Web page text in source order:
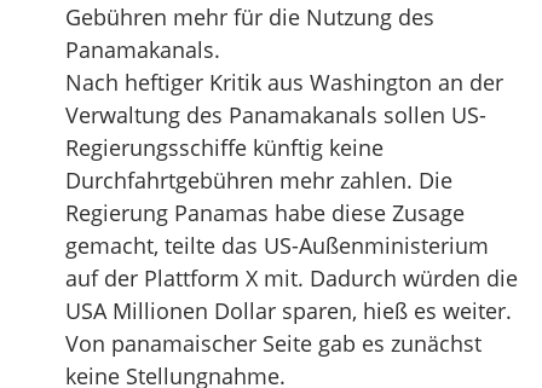
Gebühren mehr für die Nutzung des
Panamakanals.
Nach heftiger Kritik aus Washington an der
Verwaltung des Panamakanals sollen US-
Regierungsschiffe künftig keine
Durchfahrtgebühren mehr zahlen. Die
Regierung Panamas habe diese Zusage
gemacht, teilte das US-Außenministerium
auf der Plattform X mit. Dadurch würden die
USA Millionen Dollar sparen, hieß es weiter.
Von panamaischer Seite gab es zunächst
keine Stellungnahme.